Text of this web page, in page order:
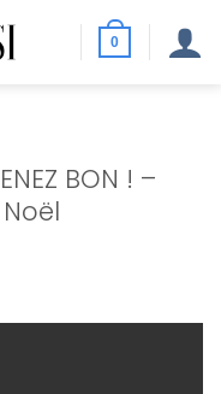
0
BON ! –